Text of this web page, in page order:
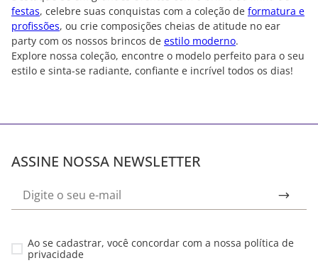
festas, celebre suas conquistas com a coleção de formatura e
profissões, ou crie composições cheias de atitude no ear
party com os nossos brincos de estilo moderno.
Explore nossa coleção, encontre o modelo perfeito para o seu
estilo e sinta-se radiante, confiante e incrível todos os dias!
ASSINE NOSSA NEWSLETTER
Ao se cadastrar, você concordar com a nossa política de
privacidade